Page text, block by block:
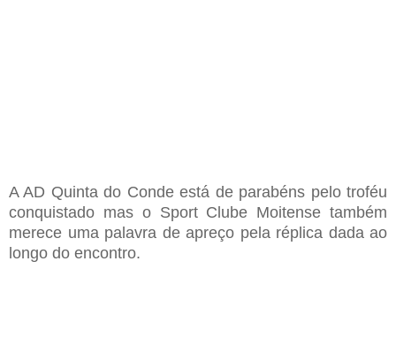
A AD Quinta do Conde está de parabéns pelo troféu
conquistado mas o Sport Clube Moitense também
merece uma palavra de apreço pela réplica dada ao
longo do encontro.